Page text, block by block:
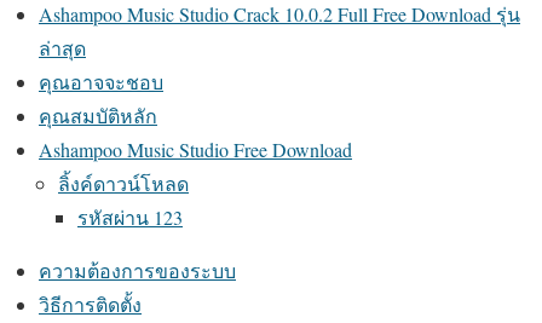
Ashampoo Music Studio Crack 10.0.2 Full Free Download รุ่น
ล่าสุด
คุณอาจจะชอบ
คุณสมบัติหลัก
Ashampoo Music Studio Free Download
ลิ้งค์ดาวน์โหลด
รหัสผ่าน 123
ความต้องการของระบบ
วิธีการติดตั้ง